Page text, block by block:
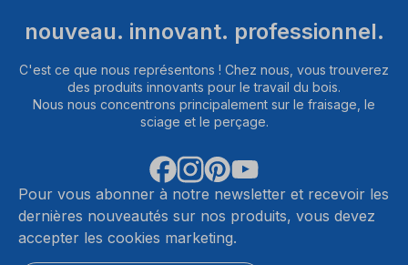
nouveau. innovant. professionnel.
C'est ce que nous représentons ! Chez nous, vous trouverez
des produits innovants pour le travail du bois.
Nous nous concentrons principalement sur le fraisage, le
sciage et le perçage.
Pour vous abonner à notre newsletter et recevoir les
dernières nouveautés sur nos produits, vous devez
accepter les cookies marketing.